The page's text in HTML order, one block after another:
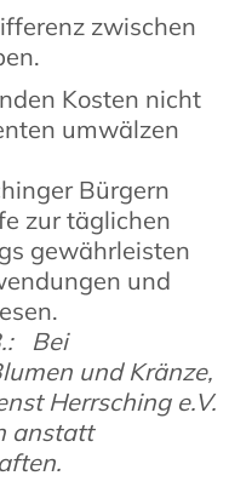
zwischen
Kosten nicht
umwälzen
Bürgern
zur täglichen
gewährleisten
und
Bei
und Kränze,
Herrsching e.V.
anstatt